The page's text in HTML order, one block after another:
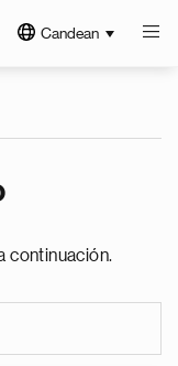
Candean
continuación.